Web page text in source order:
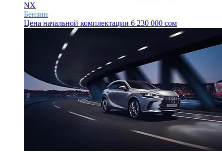
NX
Бензин
Цена начальной комплектации 6 230 000 сом